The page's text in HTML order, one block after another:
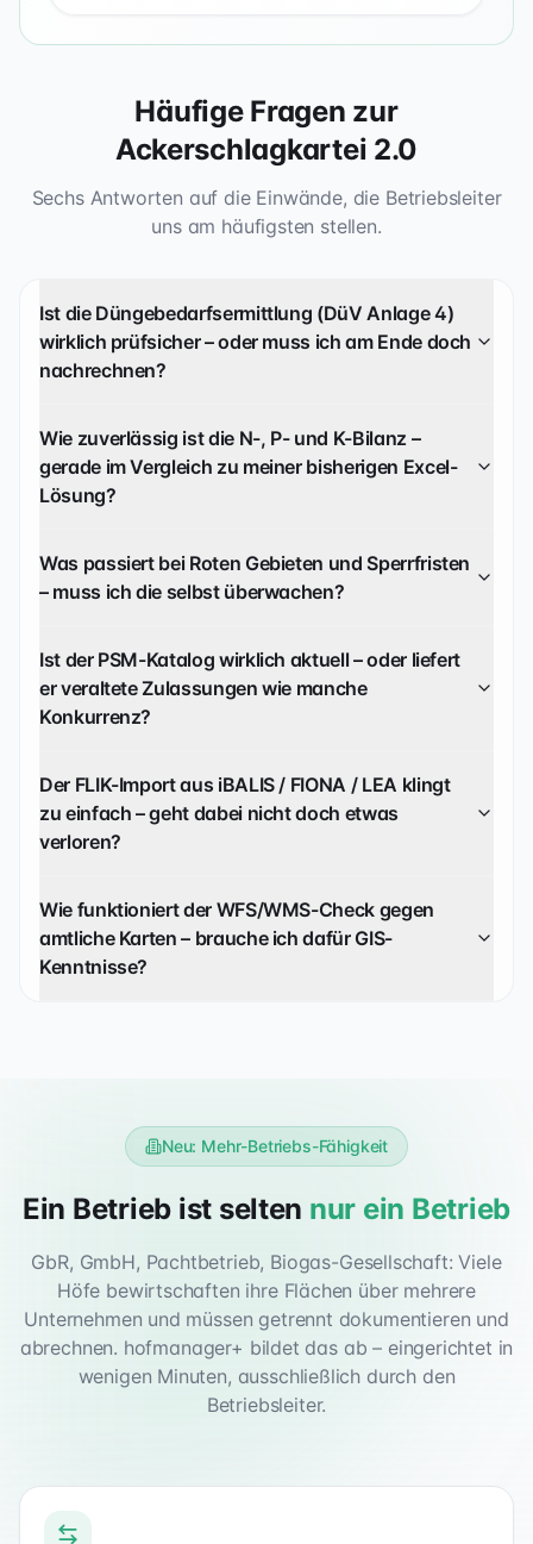
Häufige Fragen zur
Ackerschlagkartei 2.0
Sechs Antworten auf die Einwände, die Betriebsleiter
uns am häufigsten stellen.
Ist die Düngebedarfsermittlung (DüV Anlage 4)
wirklich prüfsicher – oder muss ich am Ende doch
nachrechnen?
Wie zuverlässig ist die N-, P- und K-Bilanz –
gerade im Vergleich zu meiner bisherigen Excel-
Lösung?
Was passiert bei Roten Gebieten und Sperrfristen
– muss ich die selbst überwachen?
Ist der PSM-Katalog wirklich aktuell – oder liefert
er veraltete Zulassungen wie manche
Konkurrenz?
Der FLIK-Import aus iBALIS / FIONA / LEA klingt
zu einfach – geht dabei nicht doch etwas
verloren?
Wie funktioniert der WFS/WMS-Check gegen
amtliche Karten – brauche ich dafür GIS-
Kenntnisse?
Neu: Mehr-Betriebs-Fähigkeit
Ein Betrieb ist selten nur ein Betrieb
GbR, GmbH, Pachtbetrieb, Biogas-Gesellschaft: Viele
Höfe bewirtschaften ihre Flächen über mehrere
Unternehmen und müssen getrennt dokumentieren und
abrechnen. hofmanager+ bildet das ab – eingerichtet in
wenigen Minuten, ausschließlich durch den
Betriebsleiter.